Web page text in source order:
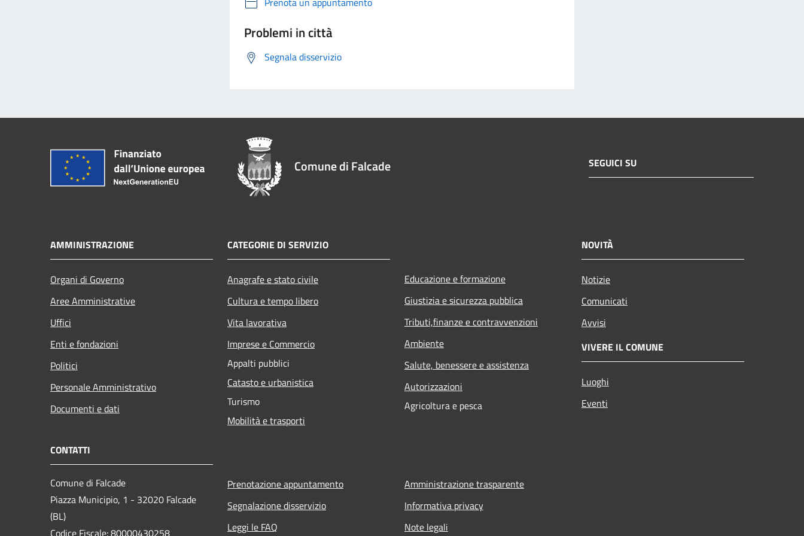
Problemi in città
Segnala disservizio
Comune di Falcade SEGUICI SU
AMMINISTRAZIONE
Organi di Governo
Aree Amministrative
Uffici
Enti e fondazioni
Politici
Personale Amministrativo
Documenti e dati
CATEGORIE DI SERVIZIO
Anagrafe e stato civile
Cultura e tempo libero
Vita lavorativa
Imprese e Commercio
Appalti pubblici
Catasto e urbanistica
Turismo
Mobilità e trasporti
Educazione e formazione
Giustizia e sicurezza pubblica
Tributi,finanze e contravvenzioni
Ambiente
Salute, benessere e assistenza
Autorizzazioni
Agricoltura e pesca
NOVITÀ
Notizie
Comunicati
Avvisi
VIVERE IL COMUNE
Luoghi
Eventi
CONTATTI
Comune di Falcade
Piazza Municipio, 1 - 32020 Falcade
(BL)
Codice Fiscale: 80000430258
Prenotazione appuntamento
Segnalazione disservizio
Leggi le FAQ
Amministrazione trasparente
Informativa privacy
Note legali